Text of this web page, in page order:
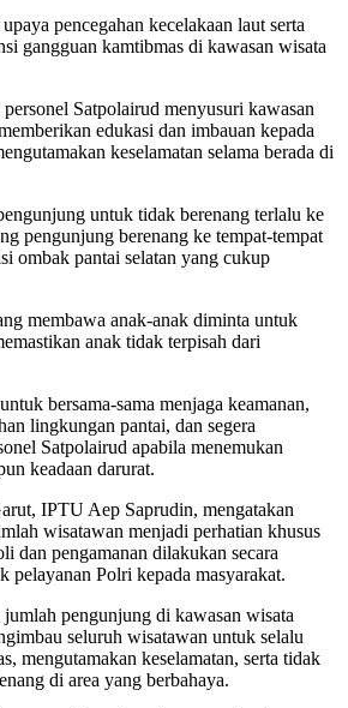
pencegahan kecelakaan laut serta
gangguan kamtibmas di kawasan wisata
Satpolairud menyusuri kawasan
edukasi dan imbauan kepada
keselamatan selama berada di
untuk tidak berenang terlalu ke
pengunjung berenang ke tempat-tempat
ombak pantai selatan yang cukup
membawa anak-anak diminta untuk
anak tidak terpisah dari
bersama-sama menjaga keamanan,
lingkungan pantai, dan segera
Satpolairud apabila menemukan
keadaan darurat.
IPTU Aep Saprudin, mengatakan
wisatawan menjadi perhatian khusus
dan pengamanan dilakukan secara
pelayanan Polri kepada masyarakat.
pengunjung di kawasan wisata
seluruh wisatawan untuk selalu
mengutamakan keselamatan, serta tidak
di area yang berbahaya.